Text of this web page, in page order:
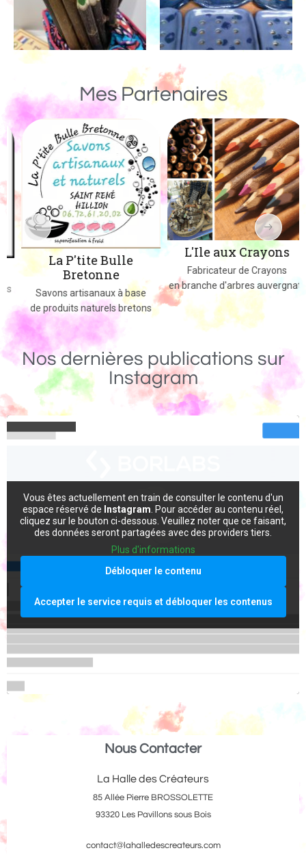
Mes Partenaires
La P'tite Bulle
Bretonne
Savons artisanaux à base
de produits naturels bretons
L'Ile aux Crayons
Fabricateur de Crayons
en branche d'arbres auvergnats
Nos dernières publications sur
Instagram
Vous êtes actuellement en train de consulter le contenu d'un
espace réservé de Instagram . Pour accéder au contenu réel,
cliquez sur le bouton ci-dessous. Veuillez noter que ce faisant,
des données seront partagées avec des providers tiers.
Plus d'informations
Débloquer le contenu
Accepter le service requis et débloquer les contenus
Nous Contacter
La Halle des Créateurs
85 Allée Pierre BROSSOLETTE
93320 Les Pavillons sous Bois
contact@lahalledescreateurs.com